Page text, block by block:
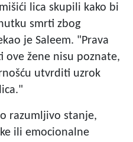
lica skupili kako bi
smrti zbog
je Saleem. "Prava
žene nisu poznate,
utvrditi uzrok
razumljivo stanje,
ili emocionalne